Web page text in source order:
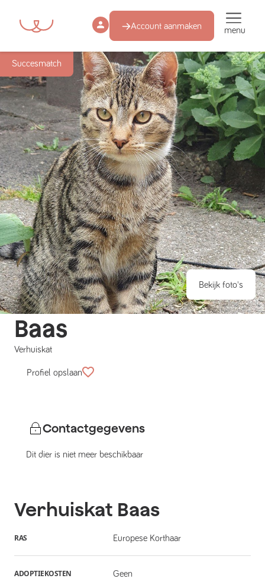
Account aanmaken menu
Succesmatch
Bekijk foto's
Baas
Verhuiskat
Profiel opslaan
Contactgegevens
Dit dier is niet meer beschikbaar
Verhuiskat Baas
RAS Europese Korthaar
ADOPTIEKOSTEN Geen